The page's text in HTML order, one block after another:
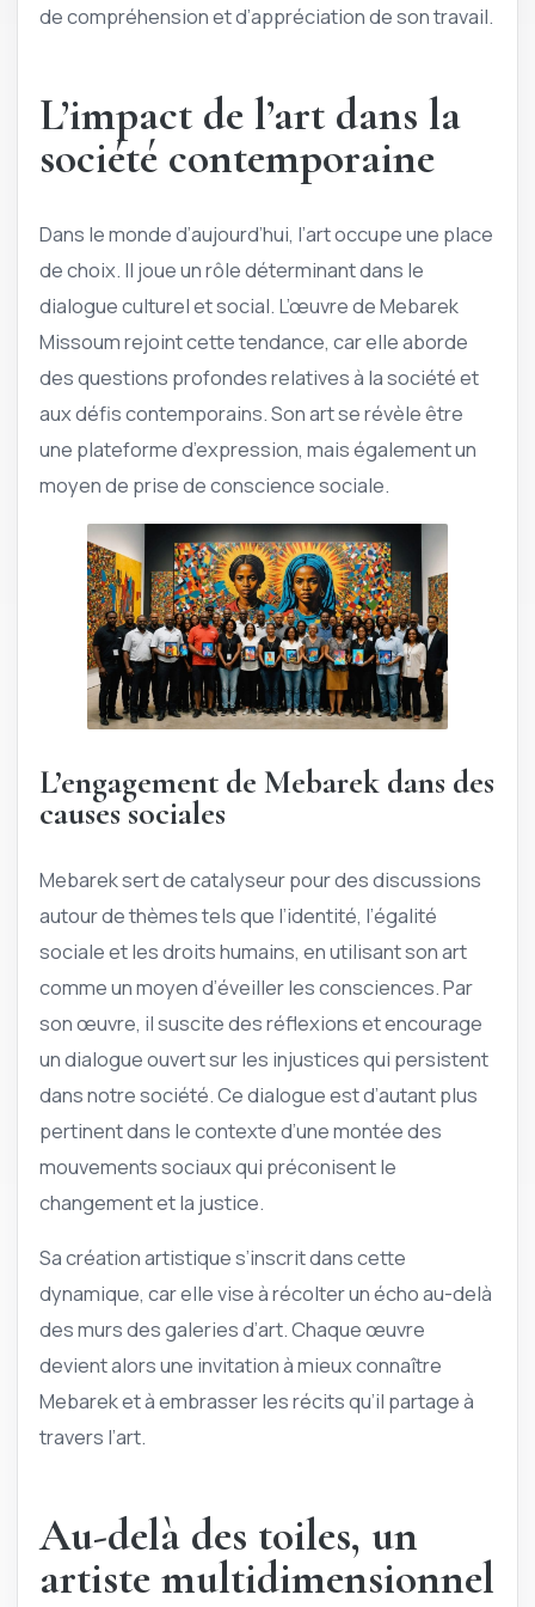
de compréhension et d’appréciation de son travail.
L’impact de l’art dans la
société contemporaine
Dans le monde d’aujourd’hui, l’art occupe une place
de choix. Il joue un rôle déterminant dans le
dialogue culturel et social. L’œuvre de Mebarek
Missoum rejoint cette tendance, car elle aborde
des questions profondes relatives à la société et
aux défis contemporains. Son art se révèle être
une plateforme d’expression, mais également un
moyen de prise de conscience sociale.
L’engagement de Mebarek dans des
causes sociales
Mebarek sert de catalyseur pour des discussions
autour de thèmes tels que l’identité, l’égalité
sociale et les droits humains, en utilisant son art
comme un moyen d’éveiller les consciences. Par
son œuvre, il suscite des réflexions et encourage
un dialogue ouvert sur les injustices qui persistent
dans notre société. Ce dialogue est d’autant plus
pertinent dans le contexte d’une montée des
mouvements sociaux qui préconisent le
changement et la justice.
Sa création artistique s’inscrit dans cette
dynamique, car elle vise à récolter un écho au-delà
des murs des galeries d’art. Chaque œuvre
devient alors une invitation à mieux connaître
Mebarek et à embrasser les récits qu’il partage à
travers l’art.
Au-delà des toiles, un
artiste multidimensionnel